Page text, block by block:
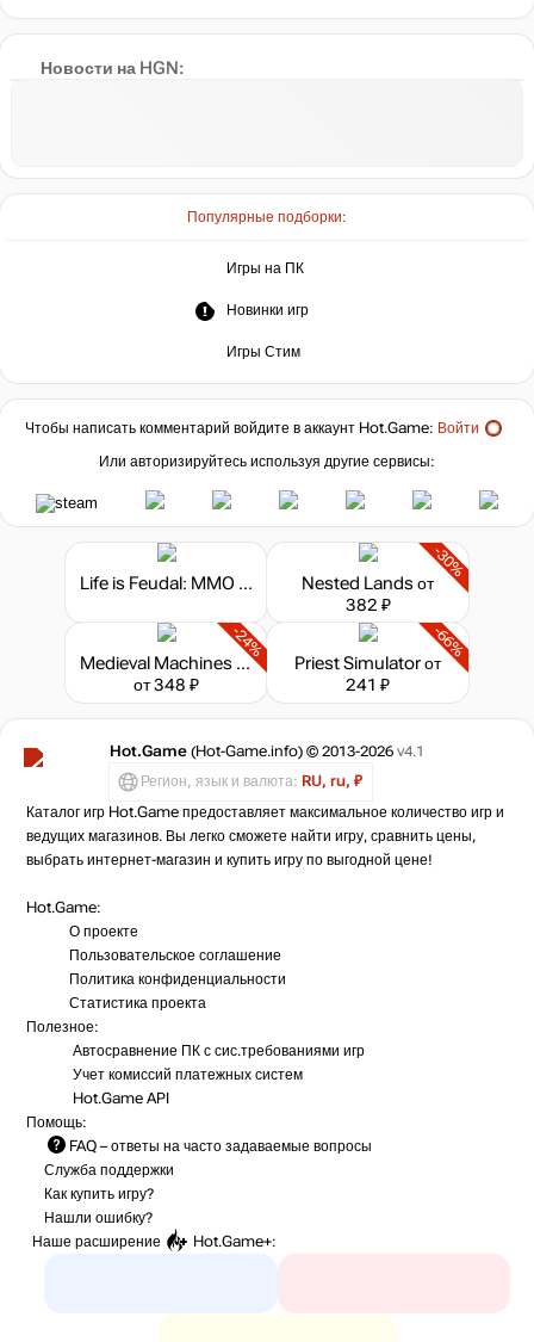
Новости на HGN:
Популярные подборки:
Игры на ПК
Новинки игр
Игры Стим
Чтобы написать комментарий войдите в аккаунт Hot.Game: Войти
Или авторизируйтесь используя другие сервисы:
Life is Feudal: MMO - Pagan Starter Pack
-30%
Nested Landsот
382 ₽
-24%
Medieval Machines Builder
от 348 ₽
-66%
Priest Simulatorот
241 ₽
Hot.Game (Hot-Game.info) © 2013-2026 v4.1
Регион, язык и валюта: RU, ru, ₽
Каталог игр Hot.Game предоставляет максимальное количество игр и
ведущих магазинов. Вы легко сможете найти игру, сравнить цены,
выбрать интернет-магазин и купить игру по выгодной цене!
Hot.Game:
О проекте
Пользовательское соглашение
Политика конфиденциальности
Статистика проекта
Полезное:
Автосравнение ПК с сис.требованиями игр
Учет комиссий платежных систем
Hot.Game API
Помощь:
FAQ – ответы на часто задаваемые вопросы
Служба поддержки
Как купить игру?
Нашли ошибку?
Наше расширение
Hot.Game+: